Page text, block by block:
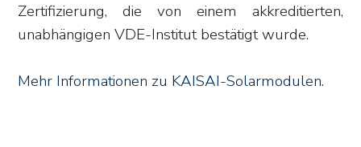
Zertifizierung, die von einem akkreditierten,
unabhängigen VDE-Institut bestätigt wurde.
Mehr Informationen zu KAISAI-Solarmodulen.